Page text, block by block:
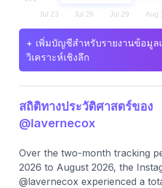
+ เพิ่มบัญชีสำหรับรายงานข้อมูล
วิเคราะห์เชิงลึก
สถิติทางประวัติศาสตร์ของ
@lavernecox
Over the two-month tracking
2026 to August 2026, the
@lavernecox experienced a